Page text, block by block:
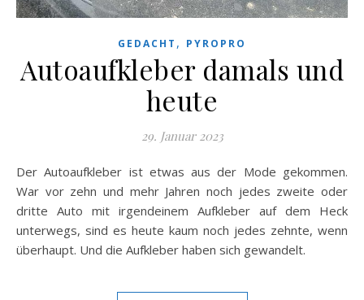
GEDACHT , PYROPRO
Autoaufkleber damals und
heute
29. Januar 2023
Der Autoaufkleber ist etwas aus der Mode gekommen.
War vor zehn und mehr Jahren noch jedes zweite oder
dritte Auto mit irgendeinem Aufkleber auf dem Heck
unterwegs, sind es heute kaum noch jedes zehnte, wenn
überhaupt. Und die Aufkleber haben sich gewandelt.